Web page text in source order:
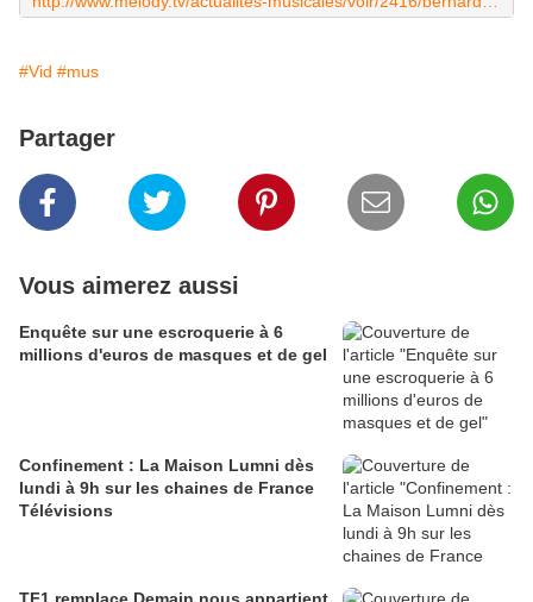
#Vid #mus
Partager
Vous aimerez aussi
Enquête sur une escroquerie à 6
millions d'euros de masques et de gel
Confinement : La Maison Lumni dès
lundi à 9h sur les chaines de France
Télévisions